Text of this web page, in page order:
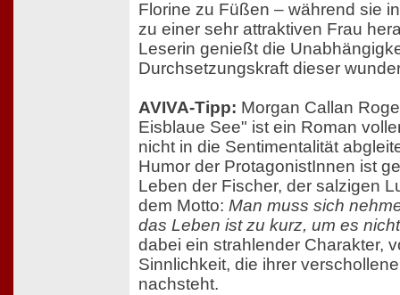
Florine zu Füßen – während sie
zu einer sehr attraktiven Frau
Leserin genießt die
Durchsetzungskraft dieser
AVIVA-Tipp: Morgan Callan
Eisblaue See" ist ein Roman
nicht in die Sentimentalität
Humor der ProtagonistInnen ist
Leben der Fischer, der salzigen
dem Motto: Man muss sich
das Leben ist zu kurz, um es
dabei ein strahlender Charakter,
Sinnlichkeit, die ihrer
nachsteht.